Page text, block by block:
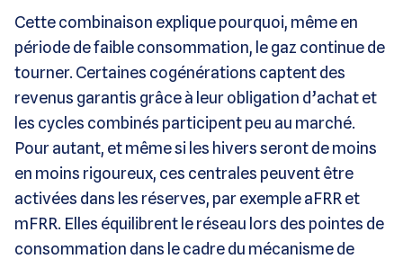
Cette combinaison explique pourquoi, même en
période de faible consommation, le gaz continue de
tourner. Certaines cogénérations captent des
revenus garantis grâce à leur obligation d’achat et
les cycles combinés participent peu au marché.
Pour autant, et même si les hivers seront de moins
en moins rigoureux, ces centrales peuvent être
activées dans les réserves, par exemple aFRR et
mFRR. Elles équilibrent le réseau lors des pointes de
consommation dans le cadre du mécanisme de